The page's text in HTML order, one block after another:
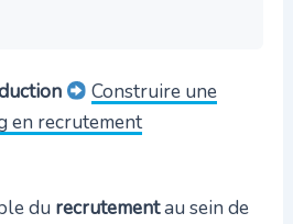
Construire une
en recrutement
du recrutementau sein de